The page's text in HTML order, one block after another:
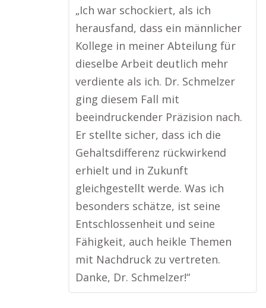
„Ich war schockiert, als ich
herausfand, dass ein männlicher
Kollege in meiner Abteilung für
dieselbe Arbeit deutlich mehr
verdiente als ich. Dr. Schmelzer
ging diesem Fall mit
beeindruckender Präzision nach.
Er stellte sicher, dass ich die
Gehaltsdifferenz rückwirkend
erhielt und in Zukunft
gleichgestellt werde. Was ich
besonders schätze, ist seine
Entschlossenheit und seine
Fähigkeit, auch heikle Themen
mit Nachdruck zu vertreten.
Danke, Dr. Schmelzer!“